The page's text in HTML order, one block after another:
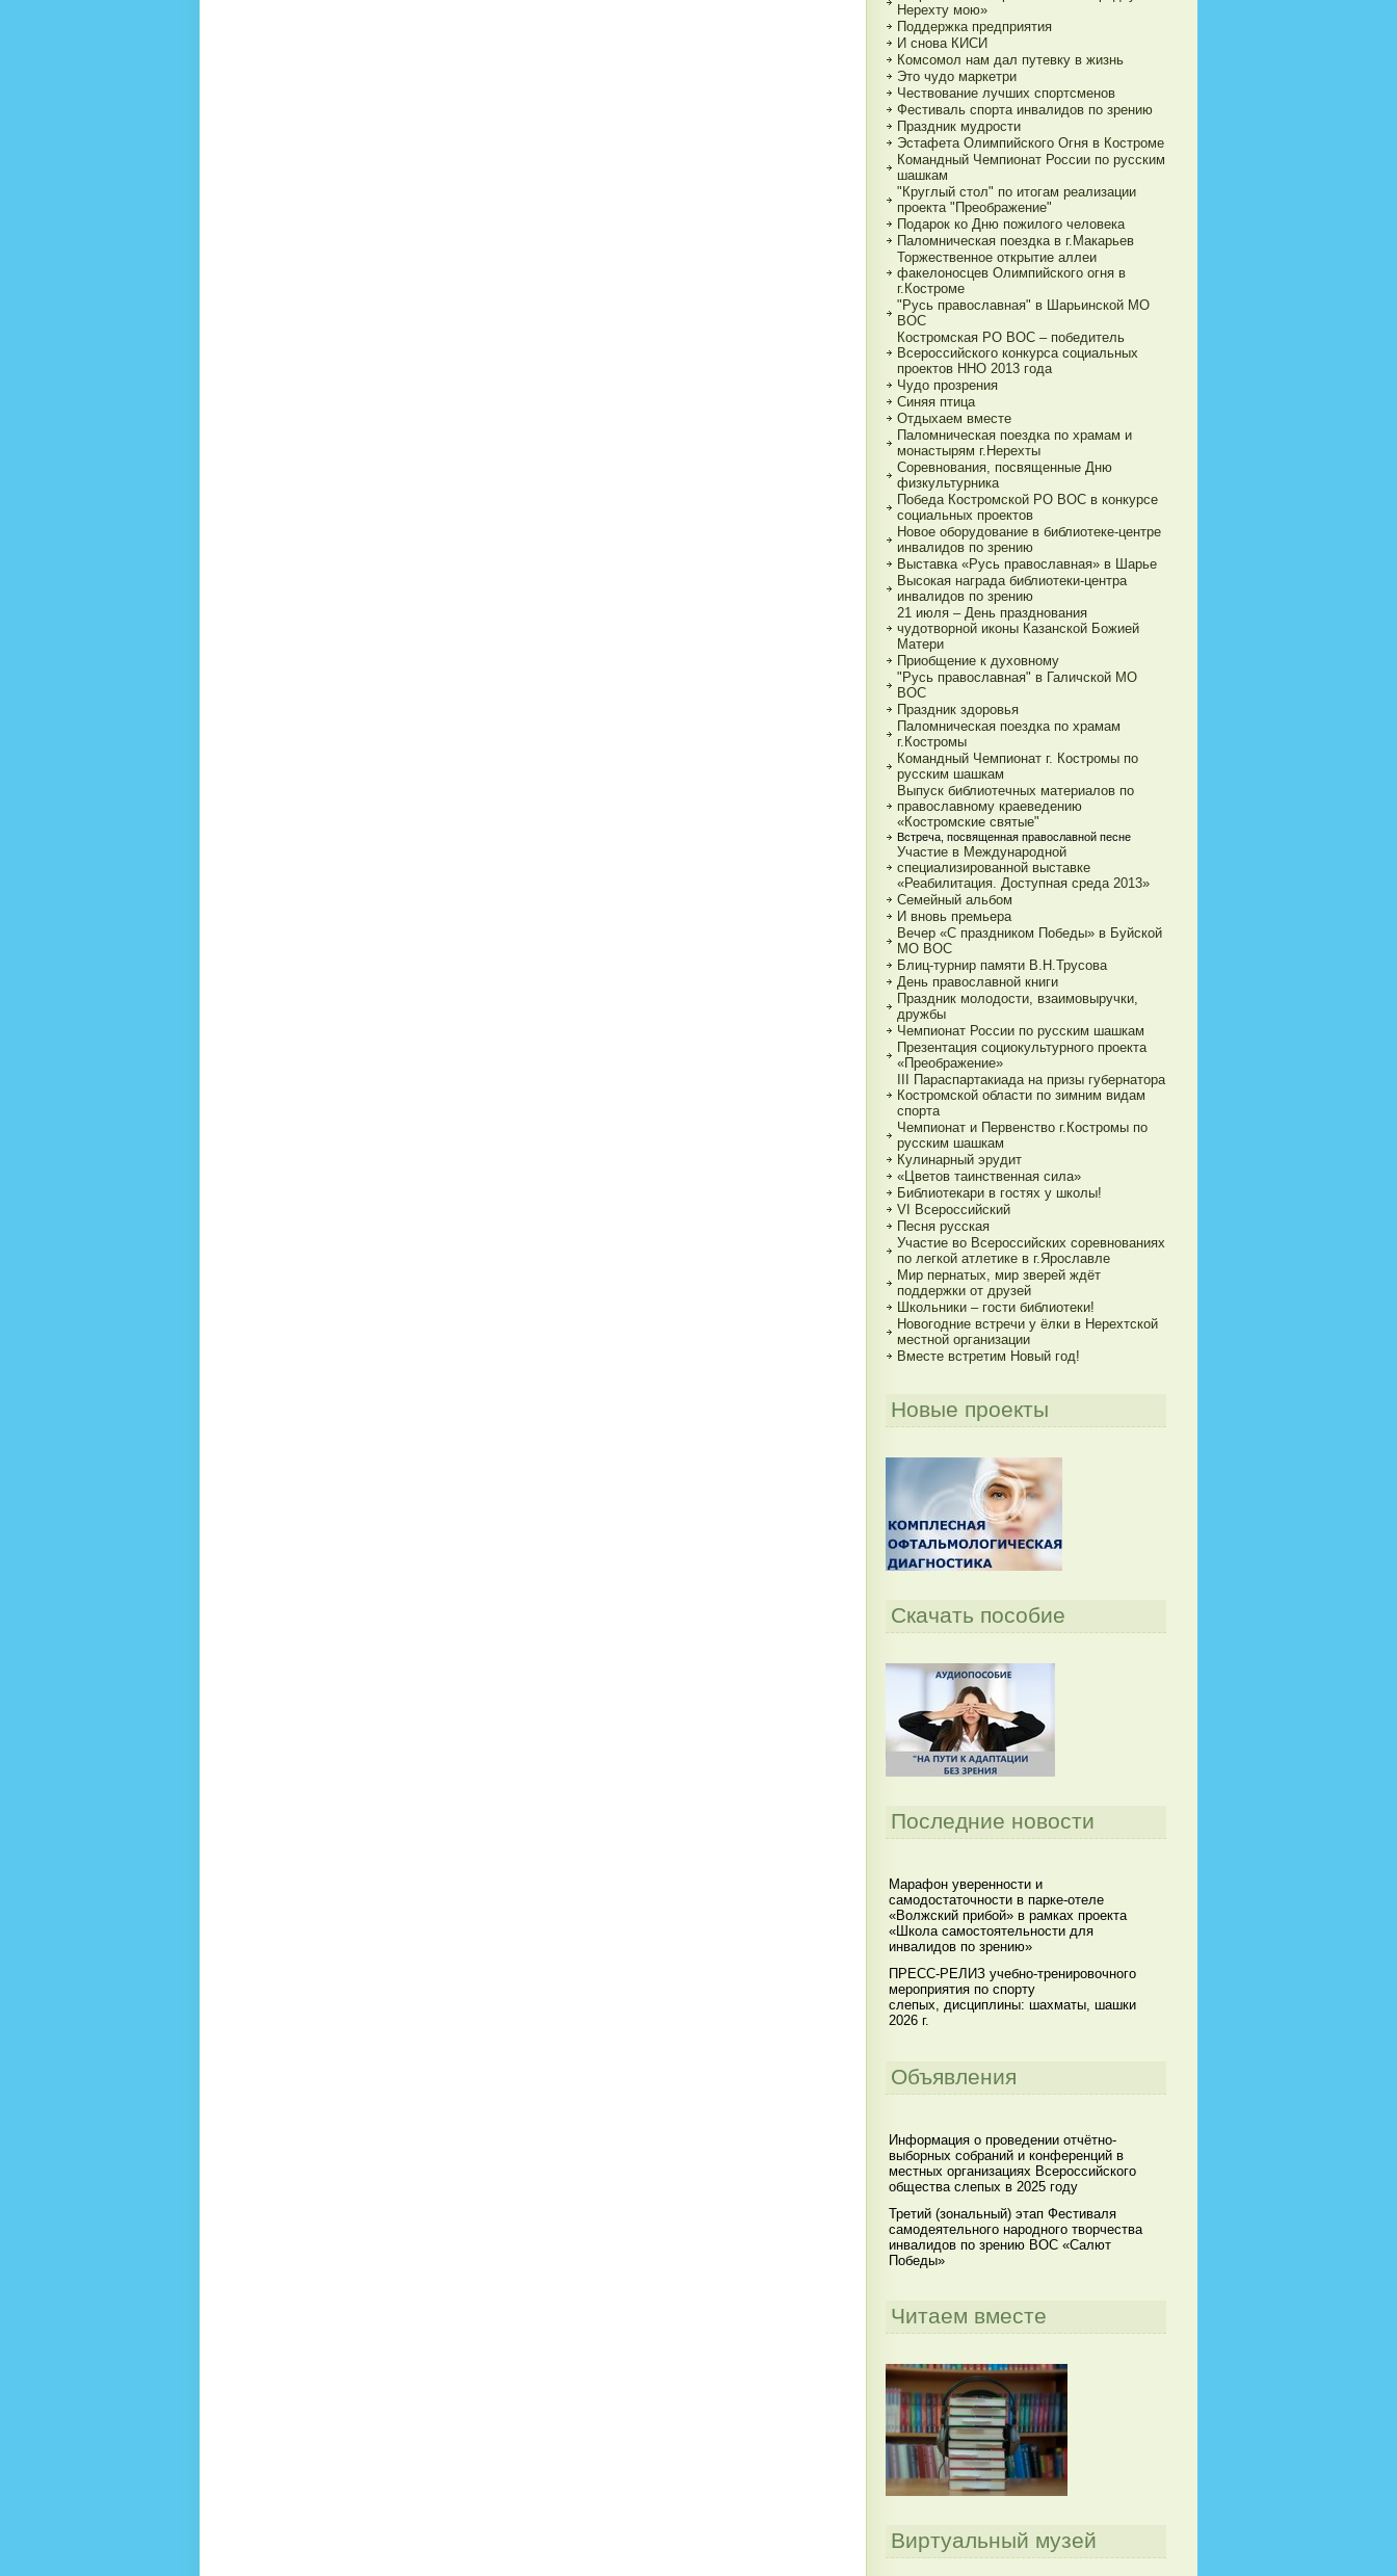
Нерехту мою»
Поддержка предприятия
И снова КИСИ
Комсомол нам дал путевку в жизнь
Это чудо маркетри
Чествование лучших спортсменов
Фестиваль спорта инвалидов по зрению
Праздник мудрости
Эстафета Олимпийского Огня в Костроме
Командный Чемпионат России по русским
шашкам
"Круглый стол" по итогам реализации
проекта "Преображение"
Подарок ко Дню пожилого человека
Паломническая поездка в г.Макарьев
Торжественное открытие аллеи
факелоносцев Олимпийского огня в
г.Костроме
"Русь православная" в Шарьинской МО
ВОС
Костромская РО ВОС – победитель
Всероссийского конкурса социальных
проектов ННО 2013 года
Чудо прозрения
Синяя птица
Отдыхаем вместе
Паломническая поездка по храмам и
монастырям г.Нерехты
Соревнования, посвященные Дню
физкультурника
Победа Костромской РО ВОС в конкурсе
социальных проектов
Новое оборудование в библиотеке-центре
инвалидов по зрению
Выставка «Русь православная» в Шарье
Высокая награда библиотеки-центра
инвалидов по зрению
21 июля – День празднования
чудотворной иконы Казанской Божией
Матери
Приобщение к духовному
"Русь православная" в Галичской МО
ВОС
Праздник здоровья
Паломническая поездка по храмам
г.Костромы
Командный Чемпионат г. Костромы по
русским шашкам
Выпуск библиотечных материалов по
православному краеведению
«Костромские святые"
Встреча, посвященная православной песне
Участие в Международной
специализированной выставке
«Реабилитация. Доступная среда 2013»
Семейный альбом
И вновь премьера
Вечер «С праздником Победы» в Буйской
МО ВОС
Блиц-турнир памяти В.Н.Трусова
День православной книги
Праздник молодости, взаимовыручки,
дружбы
Чемпионат России по русским шашкам
Презентация социокультурного проекта
«Преображение»
III Параспартакиада на призы губернатора
Костромской области по зимним видам
спорта
Чемпионат и Первенство г.Костромы по
русским шашкам
Кулинарный эрудит
«Цветов таинственная сила»
Библиотекари в гостях у школы!
VI Всероссийский
Песня русская
Участие во Всероссийских соревнованиях
по легкой атлетике в г.Ярославле
Мир пернатых, мир зверей ждёт
поддержки от друзей
Школьники – гости библиотеки!
Новогодние встречи у ёлки в Нерехтской
местной организации
Вместе встретим Новый год!
Новые проекты
Скачать пособие
Последние новости
Марафон уверенности и
самодостаточности в парке-отеле
«Волжский прибой» в рамках проекта
«Школа самостоятельности для
инвалидов по зрению»
ПРЕСС-РЕЛИЗ учебно-тренировочного
мероприятия по спорту
слепых, дисциплины: шахматы, шашки
2026 г.
Объявления
Информация о проведении отчётно-
выборных собраний и конференций в
местных организациях Всероссийского
общества слепых в 2025 году
Третий (зональный) этап Фестиваля
самодеятельного народного творчества
инвалидов по зрению ВОС «Салют
Победы»
Читаем вместе
Виртуальный музей